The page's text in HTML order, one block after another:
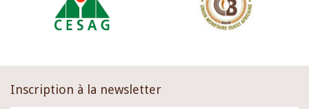
Inscription à la newsletter